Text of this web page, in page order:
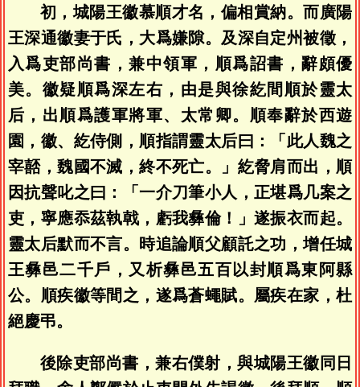
初，城陽王徽慕順才名，偏相賞納。而廣陽
王深通徽妻于氏，大爲嫌隙。及深自定州被徵，
入爲吏部尚書，兼中領軍，順爲詔書，辭頗優
美。徽疑順爲深左右，由是與徐紇間順於靈太
后，出順爲護軍將軍、太常卿。順奉辭於西遊
園，徽、紇侍側，順指謂靈太后曰：「此人魏之
宰嚭，魏國不滅，終不死亡。」紇脅肩而出，順
因抗聲叱之曰：「一介刀筆小人，正堪爲几案之
吏，寧應忝茲執戟，虧我彝倫！」遂振衣而起。
靈太后默而不言。時追論順父顧託之功，增任城
王彝邑二千戶，又析彝邑五百以封順爲東阿縣
公。順疾徽等間之，遂爲蒼蠅賦。屬疾在家，杜
絕慶弔。
後除吏部尚書，兼右僕射，與城陽王徽同日